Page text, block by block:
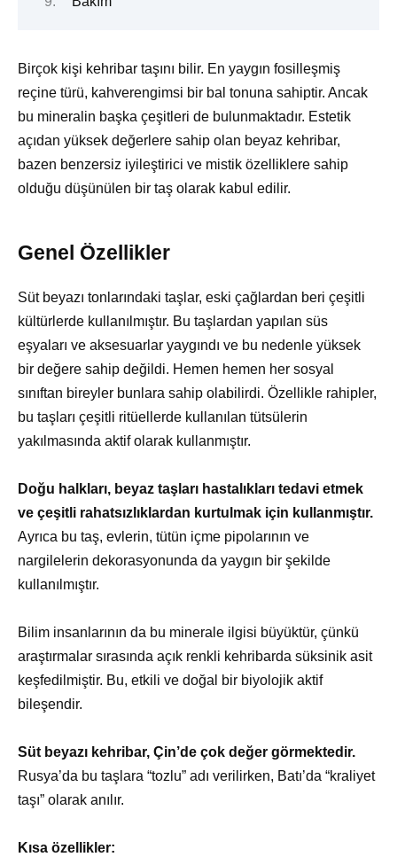
Birçok kişi kehribar taşını bilir. En yaygın fosilleşmiş
reçine türü, kahverengimsi bir bal tonuna sahiptir. Ancak
bu mineralin başka çeşitleri de bulunmaktadır. Estetik
açıdan yüksek değerlere sahip olan beyaz kehribar,
bazen benzersiz iyileştirici ve mistik özelliklere sahip
olduğu düşünülen bir taş olarak kabul edilir.
Genel Özellikler
Süt beyazı tonlarındaki taşlar, eski çağlardan beri çeşitli
kültürlerde kullanılmıştır. Bu taşlardan yapılan süs
eşyaları ve aksesuarlar yaygındı ve bu nedenle yüksek
bir değere sahip değildi. Hemen hemen her sosyal
sınıftan bireyler bunlara sahip olabilirdi. Özellikle rahipler,
bu taşları çeşitli ritüellerde kullanılan tütsülerin
yakılmasında aktif olarak kullanmıştır.
Doğu halkları, beyaz taşları hastalıkları tedavi etmek
ve çeşitli rahatsızlıklardan kurtulmak için kullanmıştır.
Ayrıca bu taş, evlerin, tütün içme pipolarının ve
nargilelerin dekorasyonunda da yaygın bir şekilde
kullanılmıştır.
Bilim insanlarının da bu minerale ilgisi büyüktür, çünkü
araştırmalar sırasında açık renkli kehribarda süksinik asit
keşfedilmiştir. Bu, etkili ve doğal bir biyolojik aktif
bileşendir.
Süt beyazı kehribar, Çin’de çok değer görmektedir.
Rusya’da bu taşlara “tozlu” adı verilirken, Batı’da “kraliyet
taşı” olarak anılır.
Kısa özellikler: